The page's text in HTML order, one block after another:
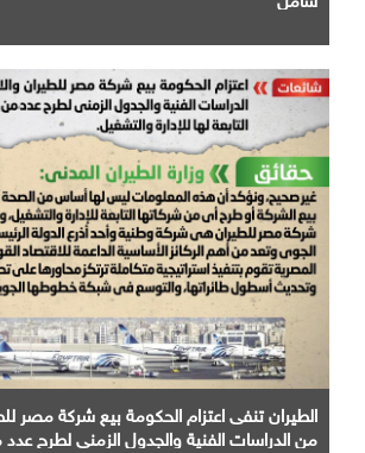
الطيران تنفى اعتزام الحكومة بيع شركة مصر
من الدراسات الفنية والجدول الزمني لطرح